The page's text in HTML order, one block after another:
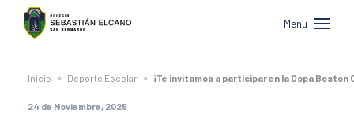
Colegio
Sebastián
Elcano
de
Menu
Inicio » Deporte Escolar » ¡Te invitamos a participar en la Copa Boston
24 de Noviembre, 2025